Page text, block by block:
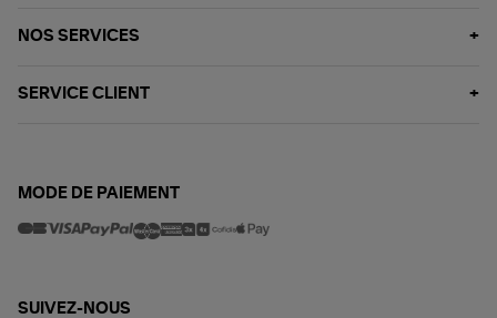
NOS SERVICES
SERVICE CLIENT
MODE DE PAIEMENT
SUIVEZ-NOUS